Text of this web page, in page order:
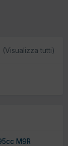
(Visualizza tutti)
M9R